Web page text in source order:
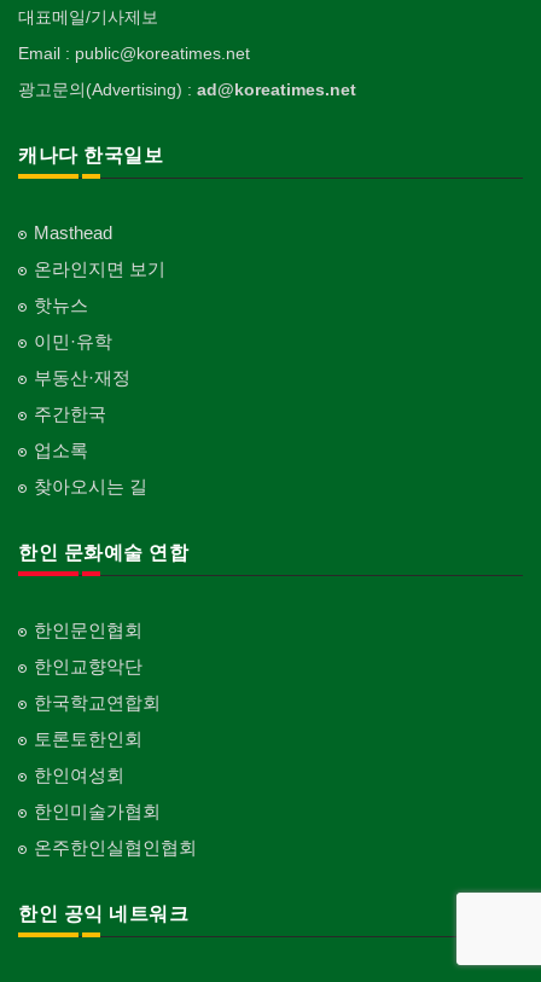
대표메일/기사제보
Email : public@koreatimes.net
광고문의(Advertising) : ad@koreatimes.net
캐나다 한국일보
Masthead
온라인지면 보기
핫뉴스
이민·유학
부동산·재정
주간한국
업소록
찾아오시는 길
한인 문화예술 연합
한인문인협회
한인교향악단
한국학교연합회
토론토한인회
한인여성회
한인미술가협회
온주한인실협인협회
한인 공익 네트워크